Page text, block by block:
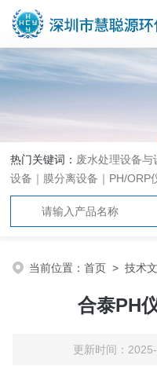
热门关键词： 废水处理设备
设备｜膜分离设备｜PH/ORP
代理｜EDI模块维修
当前位置：首页 >技术
合泰PH
更新时间：